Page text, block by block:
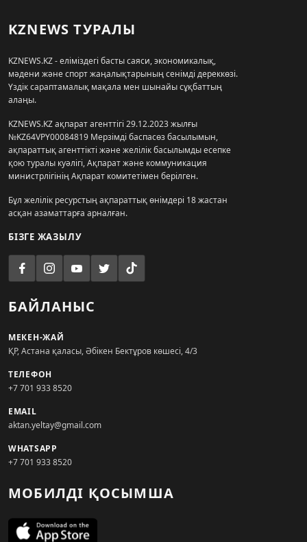
KZNEWS ТУРАЛЫ
KZNEWS.KZ - еліміздегі басты саяси, экономикалық,
мәдени және спорт жаңалықтарының сенімді дереккөзі.
Үздік сараптамалық мақала мен шынайы сұқбаттың
алаңы.
KZNEWS.KZ ақпарат агенттігі 29.12.2023 жылғы
№KZ64VPY00084819 Мерзімді баспасөз басылымын,
ақпараттық агенттікті және желілік басылымды есепке
қою туралы куәлігі, Ақпарат және коммуникация
министрлігінің Ақпарат комитетімен берілген.
Бұл желілік ресурстың ақпараттық өнімдері 18 жастан
асқан азаматтарға арналған.
БІЗГЕ ЖАЗЫЛУ
БАЙЛАНЫС
МЕКЕН-ЖАЙ
ҚР, Астана қаласы, Әбікен Бектұров көшесі, 4/3
ТЕЛЕФОН
+7 701 933 8520
EMAIL
aktan.yeltay@gmail.com
WHATSAPP
+7 701 933 8520
МОБИЛДІ ҚОСЫМША